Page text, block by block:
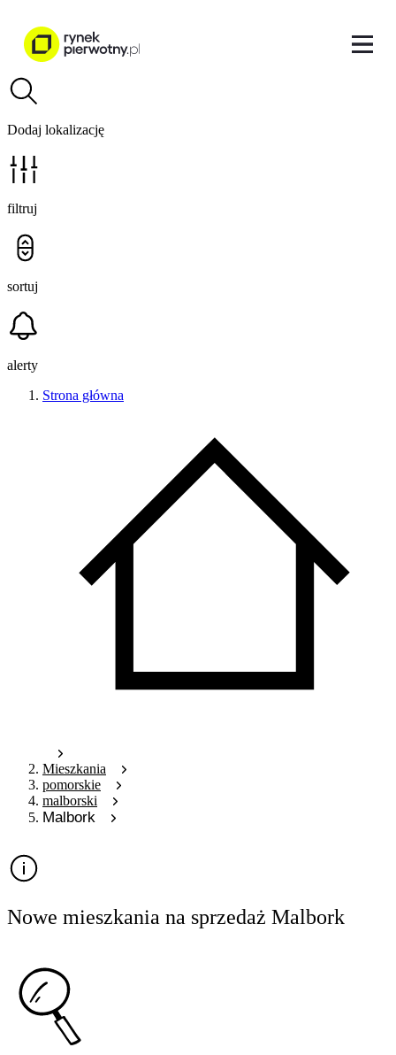
Dodaj lokalizację
filtruj
sortuj
alerty
Strona główna
Mieszkania
pomorskie
malborski
Malbork
Nowe mieszkania na sprzedaż Malbork